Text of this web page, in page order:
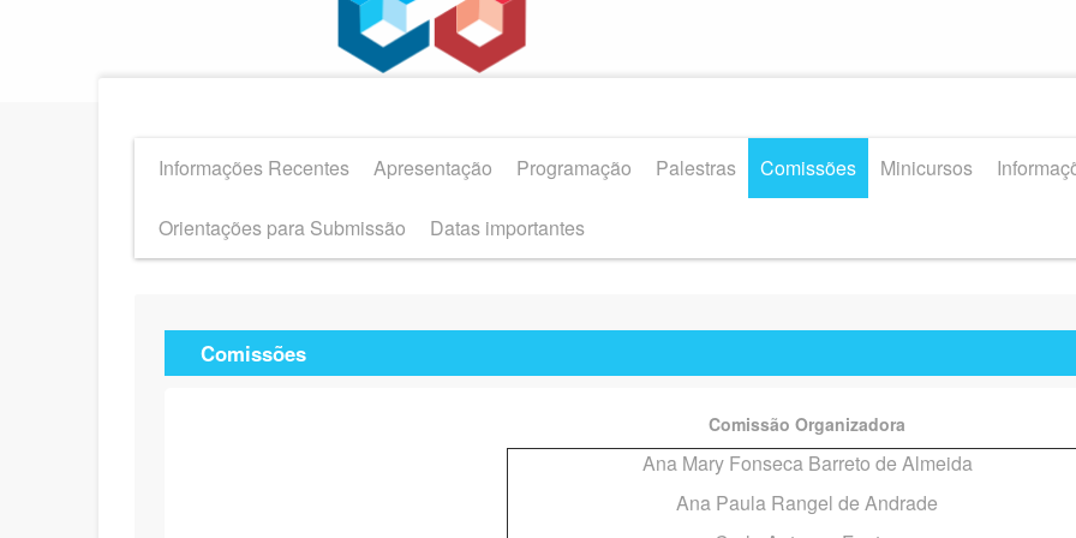
Informações Recentes Apresentação Programação Palestras Comissões Minicursos
Orientações para Submissão Datas importantes
Comissões
Comissão Organizadora
Ana Mary Fonseca Barreto de Almeida
Ana Paula Rangel de Andrade